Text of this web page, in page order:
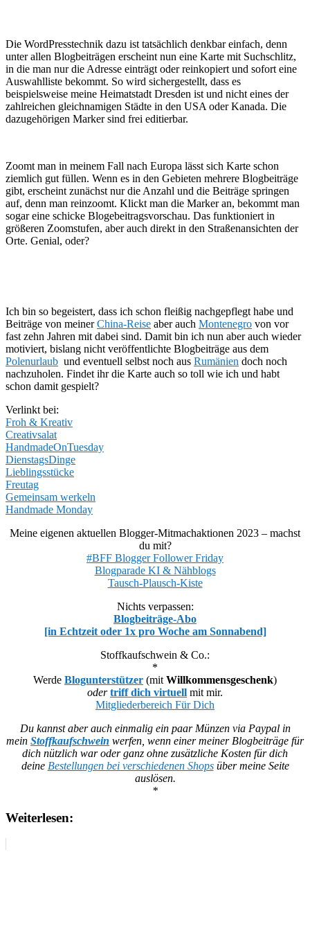
Die WordPresstechnik dazu ist tatsächlich denkbar einfach, denn
unter allen Blogbeiträgen erscheint nun eine Karte mit Suchschlitz,
in die man nur die Adresse einträgt oder reinkopiert und sofort eine
Auswahlliste bekommt. So wird sichergestellt, dass es
beispielsweise meine Heimatstadt Dresden ist und nicht eines der
zahlreichen gleichnamigen Städte in den USA oder Kanada. Die
dazugehörigen Marker sind frei editierbar.
Zoomt man in meinem Fall nach Europa lässt sich Karte schon
ziemlich gut füllen. Wenn es in den Gebieten mehrere Blogbeiträge
gibt, erscheint zunächst nur die Anzahl und die Beiträge springen
auf, denn man reinzoomt. Klickt man die Marker an, bekommt man
sogar eine schicke Blogebeitragsvorschau. Das funktioniert in
größeren Zoomstufen, aber auch direkt in den Straßenansichten der
Orte. Genial, oder?
Ich bin so begeistert, dass ich schon fleißig nachgepflegt habe und
Beiträge von meinerChina-Reise aber auch Montenegro von vor
fast zehn Jahren mit dabei sind. Damit bin ich nun aber auch wieder
motiviert, bislang nicht veröffentlichte Blogbeiträge aus dem
Polenurlaub und eventuell selbst noch aus Rumänien doch noch
nachzuholen. Findet ihr die Karte auch so toll wie ich und habt
schon damit gespielt?
Verlinkt bei:
Froh & Kreativ
Creativsalat
HandmadeOnTuesday
DienstagsDinge
Lieblingsstücke
Freutag
Gemeinsam werkeln
Handmade Monday
Meine eigenen aktuellen Blogger-Mitmachaktionen 2023 – machst
du mit?
#BFF Blogger Follower Friday
Blogparade KI & Nähblogs
Tausch-Plausch-Kiste
Nichts verpassen:
Blogbeiträge-Abo
[in Echtzeit oder 1x pro Woche am Sonnabend]
Stoffkaufschwein & Co.:
*
Werde Blogunterstützer (mit Willkommensgeschenk)
oder triff dich virtuell mit mir.
Mitgliederbereich Für Dich
Du kannst aber auch einmalig ein paar Münzen via Paypal in
mein Stoffkaufschwein werfen, wenn einer meiner Blogbeiträge für
dich nützlich war oder ganz ohne zusätzliche Kosten für dich
deine Bestellungen bei verschiedenen Shopsüber meine Seite
auslösen.
*
Weiterlesen: